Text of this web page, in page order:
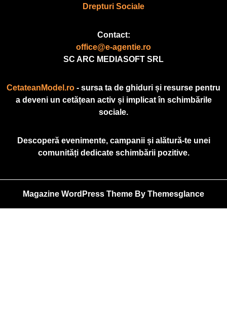
Drepturi Sociale
Contact:
office@e-agentie.ro
SC ARC MEDIASOFT SRL
CetateanModel.ro - sursa ta de ghiduri și resurse pentru
a deveni un cetățean activ și implicat în schimbările
sociale.
Descoperă evenimente, campanii și alătură-te unei
comunități dedicate schimbării pozitive.
Magazine WordPress Theme By Themesglance